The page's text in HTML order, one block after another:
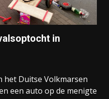
in
het Duitse Volkmarsen
een auto op de menigte